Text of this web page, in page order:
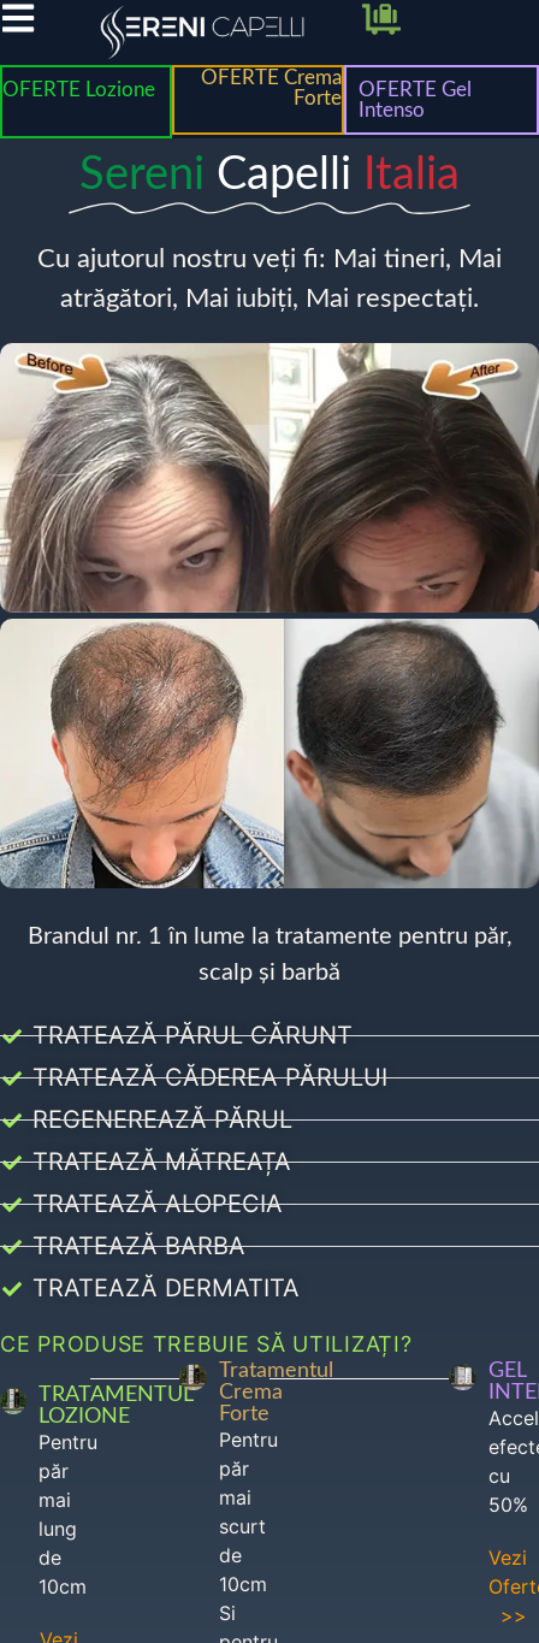
OFERTE Lozione
OFERTE Crema
Forte
OFERTE Gel
Intenso
Sereni Capelli Italia
Cu ajutorul nostru veți fi: Mai tineri, Mai
atrăgători, Mai iubiți, Mai respectați.
Brandul nr. 1 în lume la tratamente pentru păr,
scalp și barbă
TRATEAZĂ PĂRUL CĂRUNT
TRATEAZĂ CĂDEREA PĂRULUI
REGENEREAZĂ PĂRUL
TRATEAZĂ MĂTREAȚA
TRATEAZĂ ALOPECIA
TRATEAZĂ BARBA
TRATEAZĂ DERMATITA
CE PRODUSE TREBUIE SĂ UTILIZAȚI?
TRATAMENTUL
LOZIONE
Pentru
păr
mai
lung
de
10cm
Tratamentul
Crema
Forte
Pentru
păr
mai
scurt
de
10cm
Si
GEL
cu
50%
Vezi
>>